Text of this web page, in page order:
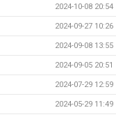
2024-10-08 20:54
2024-09-27 10:26
2024-09-08 13:55
2024-09-05 20:51
2024-07-29 12:59
2024-05-29 11:49